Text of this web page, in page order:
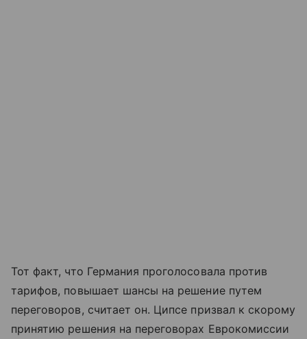
Тот факт, что Германия проголосовала против
тарифов, повышает шансы на решение путем
переговоров, считает он. Ципсе призвал к скорому
принятию решения на переговорах Еврокомиссии